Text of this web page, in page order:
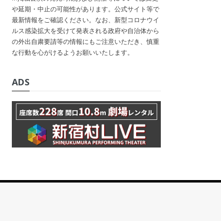
や延期・中止の可能性があります。公式サイト等で
最新情報をご確認ください。なお、新型コロナウイ
ルス感染拡大を受けて発表される政府や自治体から
の外出自粛要請等の情報にもご注意いただき、慎重
な行動を心がけるようお願いいたします。
ADS